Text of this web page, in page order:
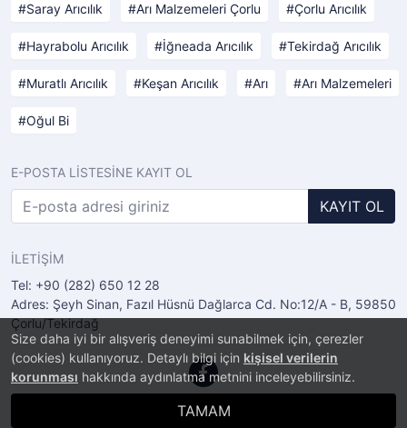
Size daha iyi bir alışveriş deneyimi sunabilmek için, çerezler
(cookies) kullanıyoruz. Detaylı bilgi için kişisel verilerin
korunması hakkında aydınlatma metnini inceleyebilirsiniz.
TAMAM
Saray Arıcılık Arı Malzemeleri Çorlu Çorlu Arıcılık
Hayrabolu Arıcılık İğneada Arıcılık Tekirdağ Arıcılık
Muratlı Arıcılık Keşan Arıcılık Arı Arı Malzemeleri
Oğul Bi
E-POSTA LİSTESİNE KAYIT OL
KAYIT OL
İLETİŞİM
Tel: +90 (282) 650 12 28
Adres: Şeyh Sinan, Fazıl Hüsnü Dağlarca Cd. No:12/A - B, 59850
Çorlu/Tekirdağ
E-Ticaret Sistemi